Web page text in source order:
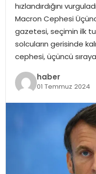
MAGAZIN
DÜNYA
OTOMOBIL
hızlandırdığını
Macron Cephesi
gazetesi, seçimin ilk
solcuların gerisinde
cephesi, üçüncü
haber
01 Temmuz 2024